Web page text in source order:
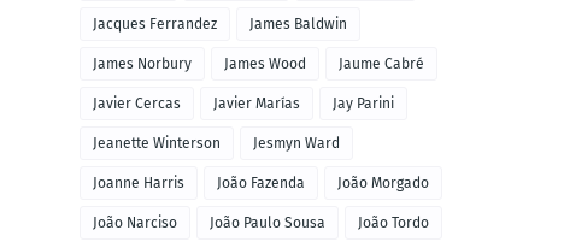
Jacques Ferrandez James Baldwin
James Norbury James Wood Jaume Cabré
Javier Cercas Javier Marías Jay Parini
Jeanette Winterson Jesmyn Ward
Joanne Harris João Fazenda João Morgado
João Narciso João Paulo Sousa João Tordo